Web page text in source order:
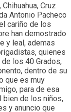
Cruz
Antonio Pacheco
cariño de los
han demostrado
y leal, ademas
quienes
los 40 Grados,
dentro de su
que es muy
para de esa
bien de los niños,
y anuncio que